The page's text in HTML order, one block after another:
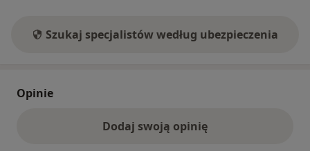
Szukaj specjalistów według ubezpieczenia
Opinie
Dodaj swoją opinię